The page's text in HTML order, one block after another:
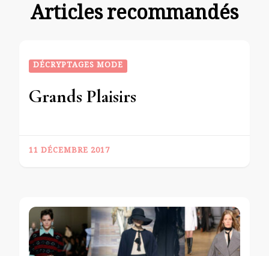
Articles recommandés
DÉCRYPTAGES MODE
Grands Plaisirs
11 DÉCEMBRE 2017